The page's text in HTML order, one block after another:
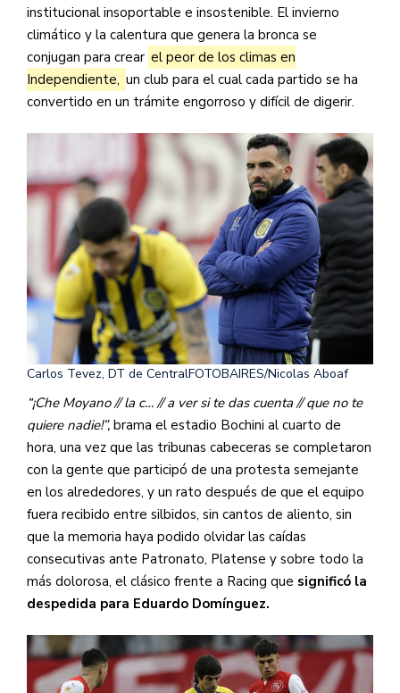
institucional insoportable e insostenible. El invierno
climático y la calentura que genera la bronca se
conjugan para crear el peor de los climas en
Independiente, un club para el cual cada partido se ha
convertido en un trámite engorroso y difícil de digerir.
Carlos Tevez, DT de CentralFOTOBAIRES/Nicolas Aboaf
“¡Che Moyano // la c… // a ver si te das cuenta // que no te
quiere nadie!”, brama el estadio Bochini al cuarto de
hora, una vez que las tribunas cabeceras se completaron
con la gente que participó de una protesta semejante
en los alrededores, y un rato después de que el equipo
fuera recibido entre silbidos, sin cantos de aliento, sin
que la memoria haya podido olvidar las caídas
consecutivas ante Patronato, Platense y sobre todo la
más dolorosa, el clásico frente a Racing que significó la
despedida para Eduardo Domínguez.